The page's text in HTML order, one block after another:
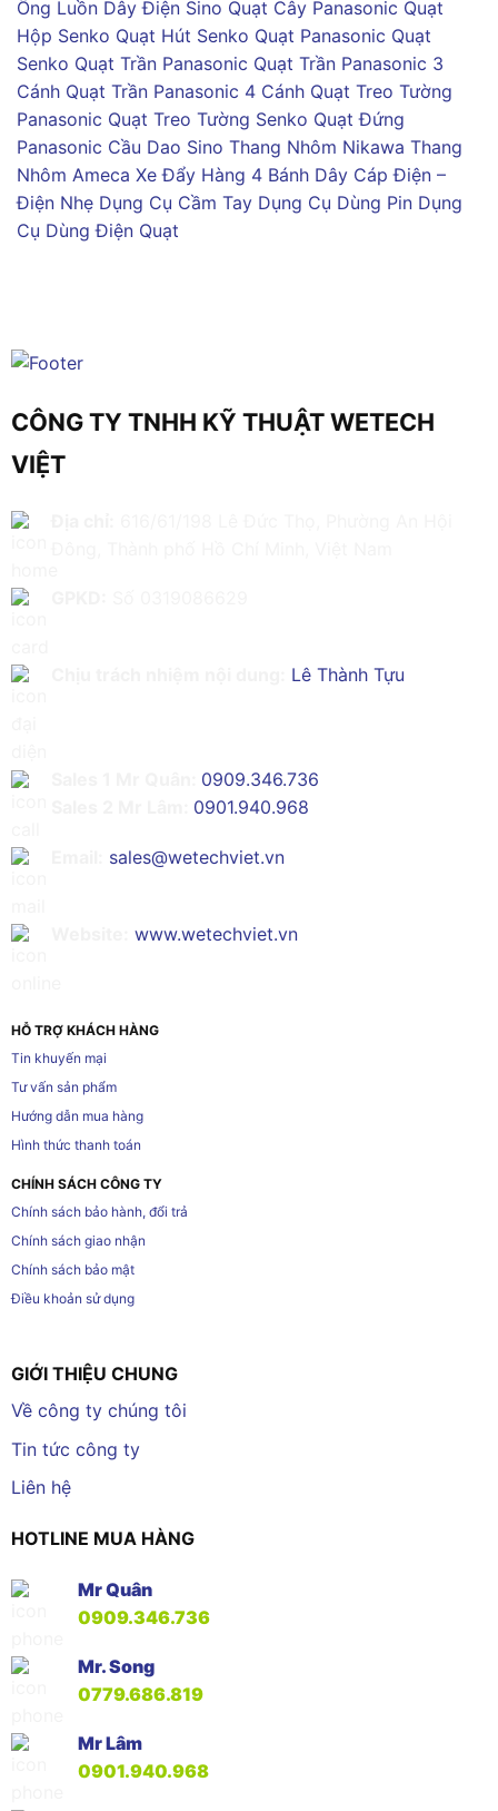
Ống Luồn Dây Điện Sino Quạt Cây Panasonic Quạt
Hộp Senko Quạt Hút Senko Quạt Panasonic Quạt
Senko Quạt Trần Panasonic Quạt Trần Panasonic 3
Cánh Quạt Trần Panasonic 4 Cánh Quạt Treo Tường
Panasonic Quạt Treo Tường Senko Quạt Đứng
Panasonic Cầu Dao Sino Thang Nhôm Nikawa Thang
Nhôm Ameca Xe Đẩy Hàng 4 Bánh Dây Cáp Điện –
Điện Nhẹ Dụng Cụ Cầm Tay Dụng Cụ Dùng Pin Dụng
Cụ Dùng Điện Quạt
CÔNG TY TNHH KỸ THUẬT WETECH
VIỆT
Lê Thành Tựu
0909.346.736
0901.940.968
sales@wetechviet.vn
www.wetechviet.vn
HỖ TRỢ KHÁCH HÀNG
Tin khuyến mại
Tư vấn sản phẩm
Hướng dẫn mua hàng
Hình thức thanh toán
CHÍNH SÁCH CÔNG TY
Chính sách bảo hành, đổi trả
Chính sách giao nhận
Chính sách bảo mật
Điều khoản sử dụng
GIỚI THIỆU CHUNG
Về công ty chúng tôi
Tin tức công ty
Liên hệ
HOTLINE MUA HÀNG
Mr Quân
0909.346.736
Mr. Song
0779.686.819
Mr Lâm
0901.940.968